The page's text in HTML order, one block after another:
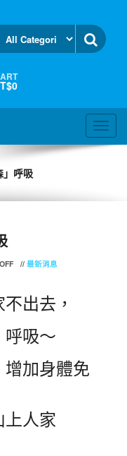
」呼吸
// 最新消息
出去，
吸～
加身體免
人家